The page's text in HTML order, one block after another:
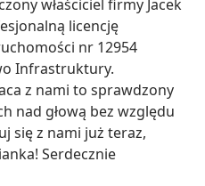
właściciel firmy Jacek
licencję
nr 12954
Infrastruktury.
z nami to sprawdzony
nad głową bez względu
się z nami już teraz,
Serdecznie